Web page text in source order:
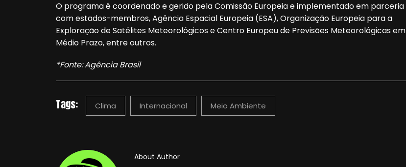
O programa é coordenado e gerido pela Comissão Europeia e implementado em parceria
com estados-membros, Agência Espacial Europeia (ESA), Organização Europeia para a
Exploração de Satélites Meteorológicos e Centro Europeu de Previsões Meteorológicas em
Médio Prazo, entre outros.
*Fonte: Agência Brasil
Tags: Clima Internacional Meio Ambiente
About Author